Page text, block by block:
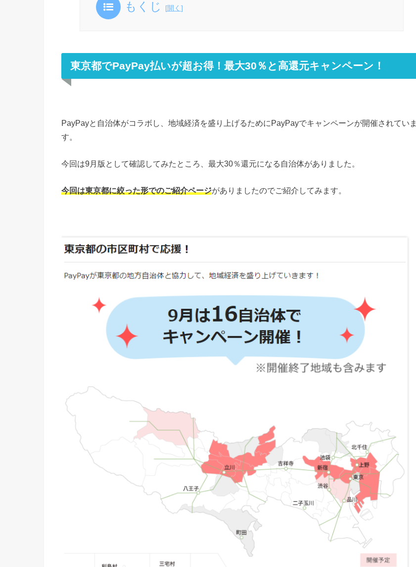
もくじ [開く ]
東京都でPayPay払いが超お得！最大30％と高還元キャンペーン！
PayPayと自治体がコラボし、地域経済を盛り上げるためにPayPayでキャンペーンが開催されていま
す。
今回は9月版として確認してみたところ、最大30％還元になる自治体がありました。
今回は東京都に絞った形でのご紹介ページがありましたのでご紹介してみます。